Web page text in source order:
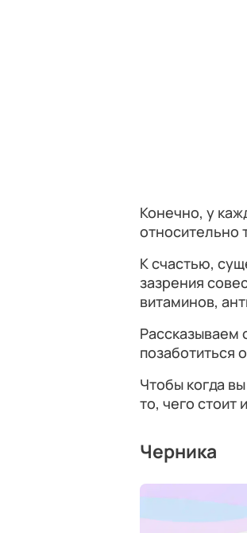
Конечно, у
относительно
К счастью,
зазрения
витаминов,
Рассказываем
позаботиться
Чтобы когда
то, чего стоит
Черника